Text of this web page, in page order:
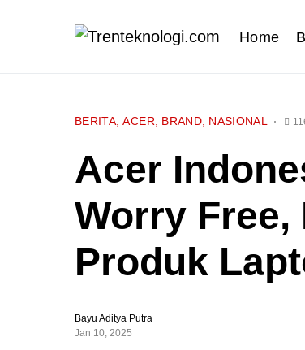
Home
BERITA ACER BRAND NASIONAL
Acer
Worry Free,
Produk
Bayu Aditya Putra
Jan 10, 2025